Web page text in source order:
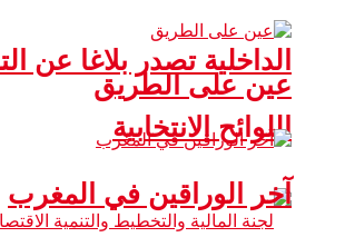
الداخلية تصدر بلاغا عن
اللوائح الانتخابية
عين على الطريق
آخر الوراقين في المغرب